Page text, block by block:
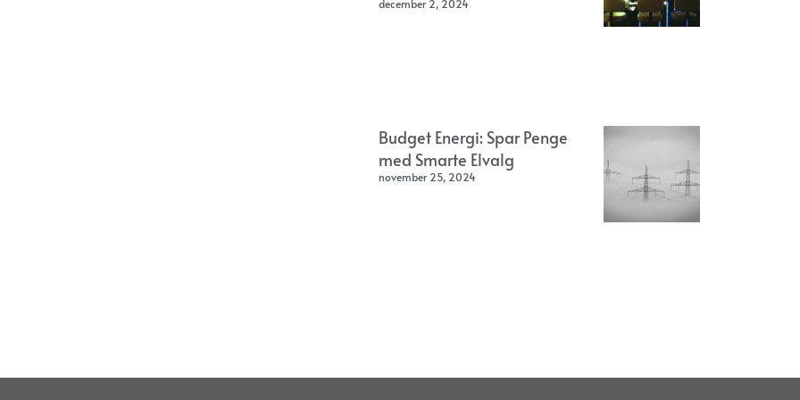
december 2, 2024
Budget Energi: Spar Penge
med Smarte Elvalg
november 25, 2024